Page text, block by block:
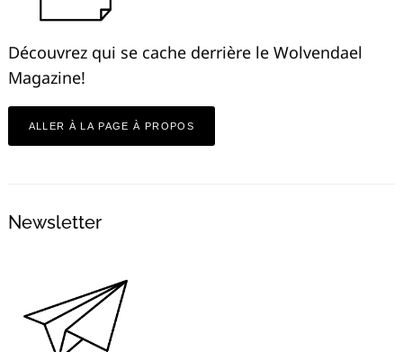
Découvrez qui se cache derrière le Wolvendael
Magazine!
ALLER À LA PAGE À PROPOS
Newsletter